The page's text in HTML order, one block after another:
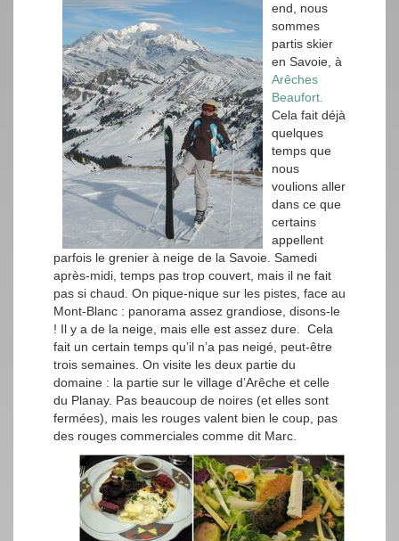
end, nous
sommes
partis skier
en Savoie, à
Arêches
Beaufort.
Cela fait déjà
quelques
temps que
nous
voulions aller
dans ce que
certains
appellent
parfois le grenier à neige de la Savoie. Samedi
après-midi, temps pas trop couvert, mais il ne fait
pas si chaud. On pique-nique sur les pistes, face au
Mont-Blanc : panorama assez grandiose, disons-le
! Il y a de la neige, mais elle est assez dure. Cela
fait un certain temps qu’il n’a pas neigé, peut-être
trois semaines. On visite les deux partie du
domaine : la partie sur le village d’Arêche et celle
du Planay. Pas beaucoup de noires (et elles sont
fermées), mais les rouges valent bien le coup, pas
des rouges commerciales comme dit Marc.